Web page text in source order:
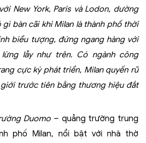
New York, Paris và Lodon, dường
bàn cãi khi Milan là thành phố thời
biểu tượng, đứng ngang hàng với
lẫy như trên. Có ngành công
cực kỳ phát triển, Milan quyến rũ
trước tiên bằng thương hiệu đắt
Duomo – quảng trường trung
phố Milan, nổi bật với nhà thờ